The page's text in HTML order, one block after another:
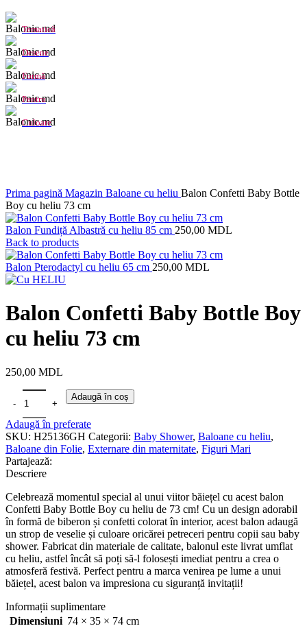
Tematică
Desene
Formă
Pentru
Culoare
Prima pagină Magazin Baloane cu heliu Balon Confetti Baby Bottle
Boy cu heliu 73 cm
Balon Fundiță Albastră cu heliu 85 cm 250,00 MDL
Back to products
Balon Pterodactyl cu heliu 65 cm 250,00 MDL
Balon Confetti Baby Bottle Boy
cu heliu 73 cm
250,00 MDL
Adaugă în coș
Adaugă în preferate
SKU: H25136GH Categorii: Baby Shower, Baloane cu heliu,
Baloane din Folie, Externare din maternitate, Figuri Mari
Partajează:
Descriere
Celebrează momentul special al unui viitor băiețel cu acest balon
Confetti Baby Bottle Boy cu heliu de 73 cm! Cu un design adorabil
în formă de biberon și confetti colorat în interior, acest balon adaugă
un strop de veselie și culoare oricărei petreceri pentru copii sau baby
shower. Fabricat din materiale de calitate, balonul este livrat umflat
cu heliu, astfel încât să poți să-l folosești imediat pentru a crea o
atmosferă festivă. Perfect pentru a marca venirea pe lume a unui
băiețel, acest balon va impresiona cu siguranță invitații!
Informații suplimentare
Dimensiuni 74 × 35 × 74 cm